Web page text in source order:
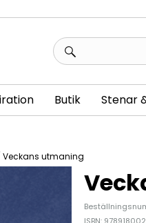
Sök
efter:
Butik Stenar
Veckans utmaning
ISBN: